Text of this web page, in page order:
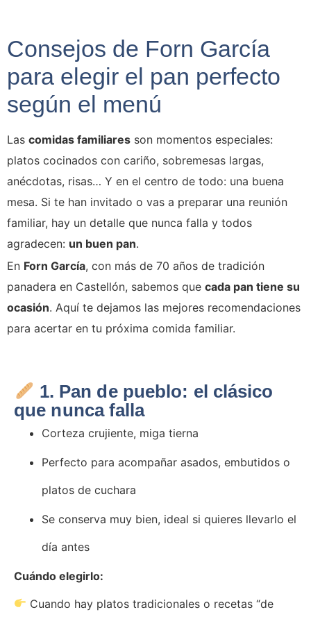
Consejos de Forn García
para elegir el pan perfecto
según el menú
Las comidas familiares son momentos especiales:
platos cocinados con cariño, sobremesas largas,
anécdotas, risas… Y en el centro de todo: una buena
mesa. Si te han invitado o vas a preparar una reunión
familiar, hay un detalle que nunca falla y todos
agradecen: un buen pan.
En Forn García, con más de 70 años de tradición
panadera en Castellón, sabemos que cada pan tiene su
ocasión. Aquí te dejamos las mejores recomendaciones
para acertar en tu próxima comida familiar.
1. Pan de pueblo: el clásico
que nunca falla
Corteza crujiente, miga tierna
Perfecto para acompañar asados, embutidos o
platos de cuchara
Se conserva muy bien, ideal si quieres llevarlo el
día antes
Cuándo elegirlo:
Cuando hay platos tradicionales o recetas “de